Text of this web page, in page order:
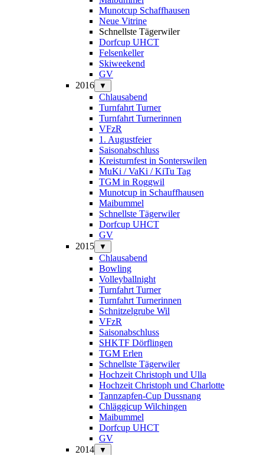
Munotcup Schaffhausen
Neue Vitrine
Schnellste Tägerwiler
Dorfcup UHCT
Felsenkeller
Skiweekend
GV
2016
▼
Chlausabend
Turnfahrt Turner
Turnfahrt Turnerinnen
VFzR
1. Augustfeier
Saisonabschluss
Kreisturnfest in Sonterswilen
MuKi / VaKi / KiTu Tag
TGM in Roggwil
Munotcup in Schauffhausen
Maibummel
Schnellste Tägerwiler
Dorfcup UHCT
GV
2015
▼
Chlausabend
Bowling
Volleyballnight
Turnfahrt Turner
Turnfahrt Turnerinnen
Schnitzelgrube Wil
VFzR
Saisonabschluss
SHKTF Dörflingen
TGM Erlen
Schnellste Tägerwiler
Hochzeit Christoph und Ulla
Hochzeit Christoph und Charlotte
Tannzapfen-Cup Dussnang
Chläggicup Wilchingen
Maibummel
Dorfcup UHCT
GV
2014
▼